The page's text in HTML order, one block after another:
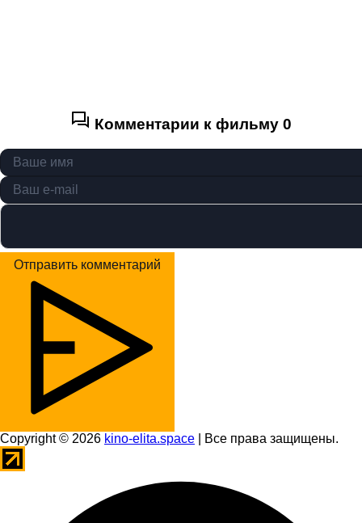
Комментарии к фильму 0
Отправить комментарий
Copyright © 2026 kino-elita.space | Все права защищены.